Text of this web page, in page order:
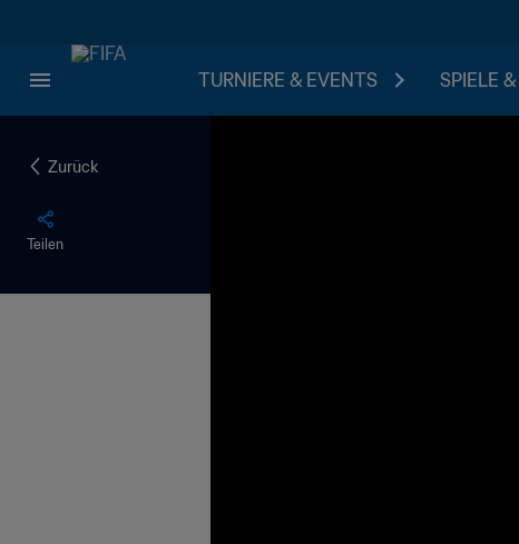
TURNIERE & EVENTS SPIELE
Zurück
Teilen